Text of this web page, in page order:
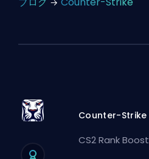
Counter-Strike
CS2 Rank Boost